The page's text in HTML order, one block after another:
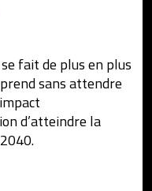
fait de plus en plus
sans attendre
d’atteindre la